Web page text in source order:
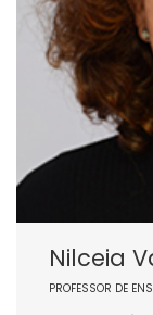
Nilceia
PROFESSOR DE